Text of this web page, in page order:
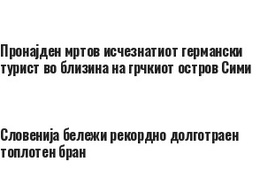
Пронајден мртов исчезнатиот германски
турист во близина на грчкиот остров Сими
Словенија бележи рекордно долготраен
топлотен бран